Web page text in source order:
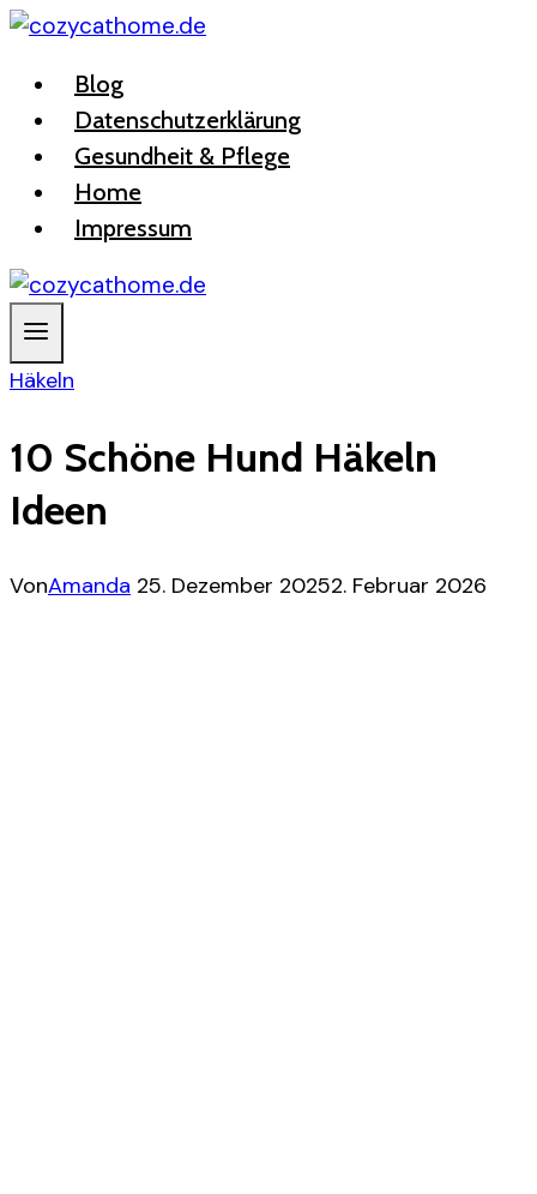
Zum
springenBlog
Datenschutzerklärung
Gesundheit & Pflege
Home
Impressum
Häkeln
10 Schöne Hund Häkeln
Ideen
VonAmanda 25. Dezember 20252. Februar 2026